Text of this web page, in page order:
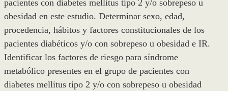
pacientes con diabetes mellitus tipo 2 y/o sobrepeso u
obesidad en este estudio. Determinar sexo, edad,
procedencia, hábitos y factores constitucionales de los
pacientes diabéticos y/o con sobrepeso u obesidad e IR.
Identificar los factores de riesgo para síndrome
metabólico presentes en el grupo de pacientes con
diabetes mellitus tipo 2 y/o con sobrepeso u obesidad